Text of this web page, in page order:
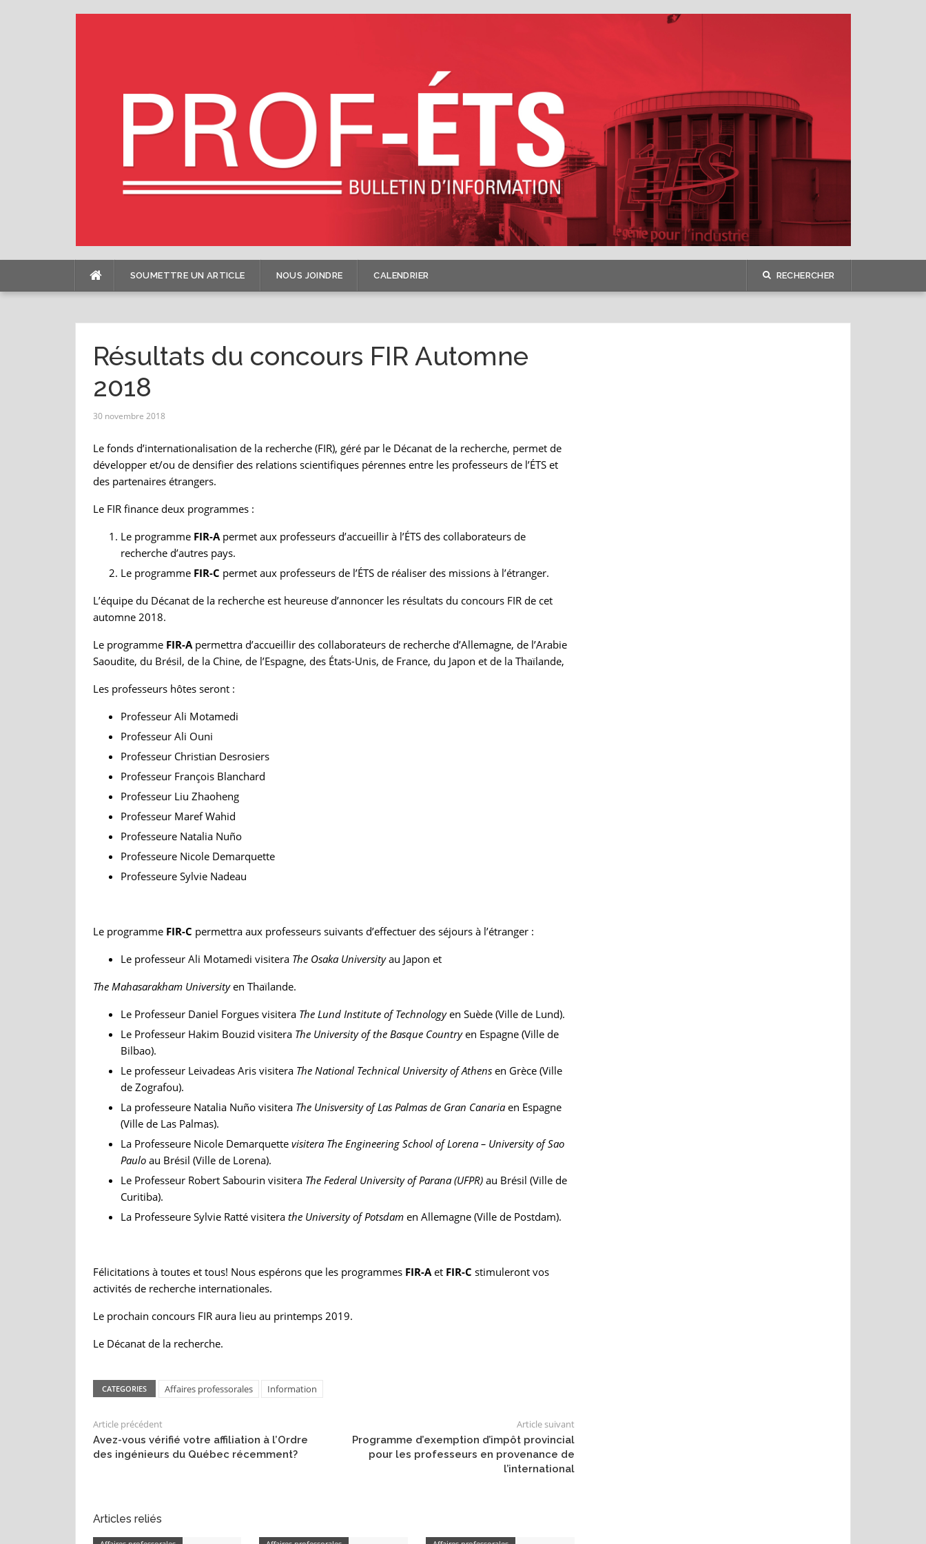
SOUMETTRE UN ARTICLE NOUS JOINDRE CALENDRIER RECHERCHER
Résultats du concours FIR Automne
2018
30 novembre 2018
Le fonds d’internationalisation de la recherche (FIR), géré par le Décanat de la recherche, permet de
développer et/ou de densifier des relations scientifiques pérennes entre les professeurs de l’ÉTS et
des partenaires étrangers.
Le FIR finance deux programmes :
Le programme FIR-Apermet aux professeurs d’accueillir à l’ÉTS des collaborateurs de
recherche d’autres pays.
Le programme FIR-C permet aux professeurs de l’ÉTS de réaliser des missions à l’étranger.
L’équipe du Décanat de la recherche est heureuse d’annoncer les résultats du concours FIR de cet
automne 2018.
Le programmeFIR-Apermettra d’accueillir des collaborateurs de recherche d’Allemagne, de l’Arabie
Saoudite, du Brésil, de la Chine, de l’Espagne, des États-Unis, de France, du Japon et de la Thaïlande,
Les professeurs hôtes seront :
Professeur Ali Motamedi
Professeur Ali Ouni
Professeur Christian Desrosiers
Professeur François Blanchard
Professeur Liu Zhaoheng
Professeur Maref Wahid
Professeure Natalia Nuño
Professeure Nicole Demarquette
Professeure Sylvie Nadeau
Le programmeFIR-C permettra aux professeurs suivants d’effectuer des séjours à l’étranger :
Le professeur Ali Motamedi visitera The Osaka Universityau Japon et
The Mahasarakham Universityen Thaïlande.
Le Professeur Daniel Forgues visitera The Lund Institute of Technologyen Suède (Ville de Lund).
Le Professeur Hakim Bouzid visitera The University of the Basque Countryen Espagne (Ville de
Bilbao).
Le professeur Leivadeas Aris visitera The National Technical University of Athens en Grèce (Ville
de Zografou).
La professeure Natalia Nuño visitera The Unisversity of Las Palmas de Gran Canariaen Espagne
(Ville de Las Palmas).
La Professeure Nicole Demarquette visitera The Engineering School of Lorena – University of Sao
Pauloau Brésil (Ville de Lorena).
Le Professeur Robert Sabourin visitera The Federal University of Parana (UFPR)au Brésil (Ville de
Curitiba).
La Professeure Sylvie Ratté visitera the University of Potsdam en Allemagne (Ville de Postdam).
Félicitations à toutes et tous! Nous espérons que les programmes FIR-Aet FIR-C stimuleront vos
activités de recherche internationales.
Le prochain concours FIR aura lieu au printemps 2019.
Le Décanat de la recherche.
CATEGORIES Affaires professorales Information
Article précédent
Avez-vous vérifié votre affiliation à l’Ordre
des ingénieurs du Québec récemment?
Article suivant
Programme d’exemption d’impôt provincial
pour les professeurs en provenance de
l’international
Articles reliés